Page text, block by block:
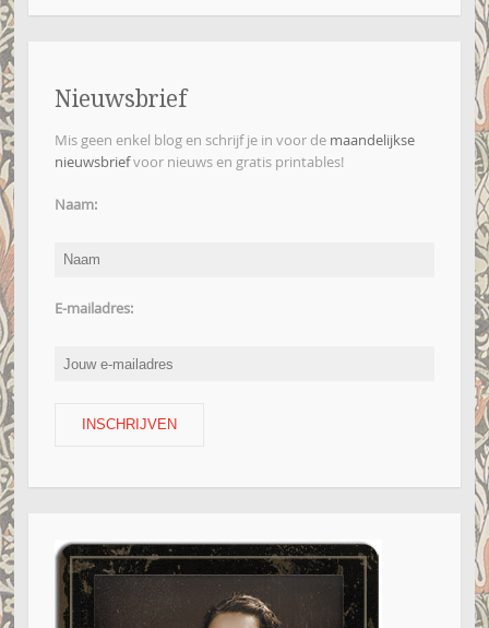
Nieuwsbrief
Mis geen enkel blog en schrijf je in voor de maandelijkse
nieuwsbriefvoor nieuws en gratis printables!
Naam:
E-mailadres: